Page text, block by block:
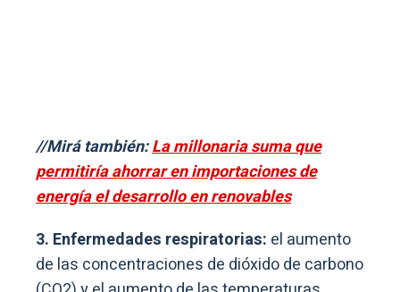
//Mirá también:La millonaria suma que
permitiría ahorrar en importaciones de
energía el desarrollo en renovables
3. Enfermedades respiratorias: el aumento
de las concentraciones de dióxido de carbono